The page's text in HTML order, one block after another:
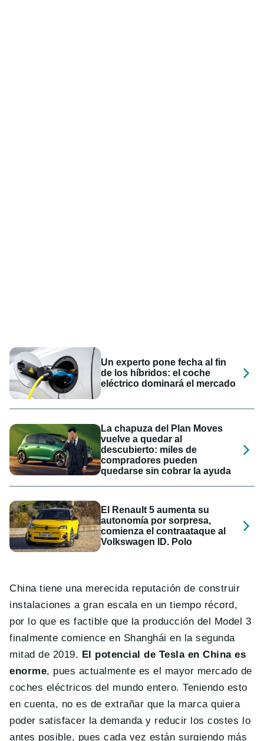
Un experto pone fecha al fin
de los híbridos: el coche
eléctrico dominará el mercado
La chapuza del Plan Moves
vuelve a quedar al
descubierto: miles de
compradores pueden
quedarse sin cobrar la ayuda
El Renault 5 aumenta su
autonomía por sorpresa,
comienza el contraataque al
Volkswagen ID. Polo
China tiene una merecida reputación de construir
instalaciones a gran escala en un tiempo récord,
por lo que es factible que la producción del Model 3
finalmente comience en Shanghái en la segunda
mitad de 2019. El potencial de Tesla en China es
enorme, pues actualmente es el mayor mercado de
coches eléctricos del mundo entero. Teniendo esto
en cuenta, no es de extrañar que la marca quiera
poder satisfacer la demanda y reducir los costes lo
antes posible, pues cada vez están surgiendo más